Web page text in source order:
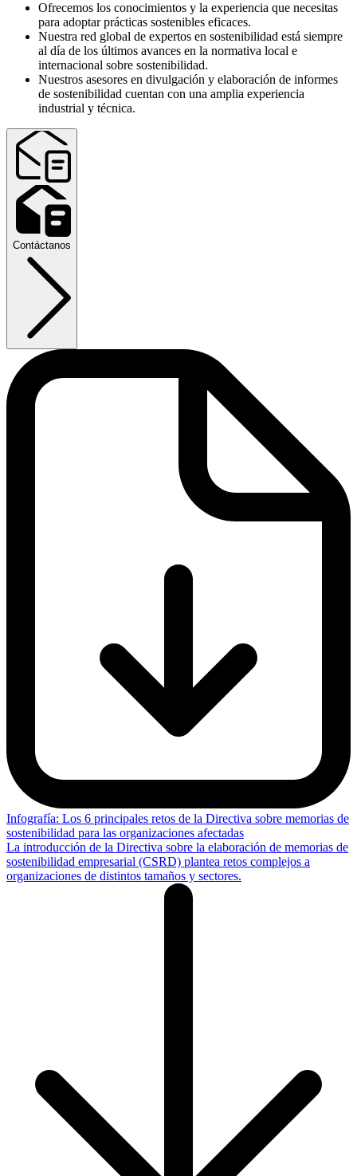
Ofrecemos los conocimientos y la experiencia que necesitas
para adoptar prácticas sostenibles eficaces.
Nuestra red global de expertos en sostenibilidad está siempre
al día de los últimos avances en la normativa local e
internacional sobre sostenibilidad.
Nuestros asesores en divulgación y elaboración de informes
de sostenibilidad cuentan con una amplia experiencia
industrial y técnica.
Contáctanos
Infografía: Los 6 principales retos de la Directiva sobre memorias de
sostenibilidad para las organizaciones afectadas
La introducción de la Directiva sobre la elaboración de memorias de
sostenibilidad empresarial (CSRD) plantea retos complejos a
organizaciones de distintos tamaños y sectores.